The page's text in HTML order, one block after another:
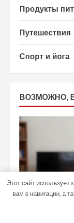
Продукты
Путешествия
Спорт и йога
ВОЗМОЖНО,
Этот сайт использует
вам в навигации, а